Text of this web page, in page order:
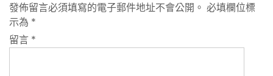
發佈留言必須填寫的電子郵件地址不會公開。 必填欄位標
示為 *
留言 *